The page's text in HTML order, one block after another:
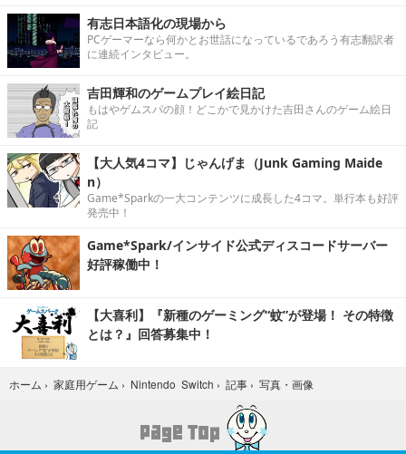
有志日本語化の現場から
PCゲーマーなら何かとお世話になっているであろう有志翻訳者
に連続インタビュー。
吉田輝和のゲームプレイ絵日記
もはやゲムスパの顔！どこかで見かけた吉田さんのゲーム絵日
記
【大人気4コマ】じゃんげま（Junk Gaming Maide
n）
Game*Sparkの一大コンテンツに成長した4コマ。単行本も好評
発売中！
Game*Spark/インサイド公式ディスコードサーバー
好評稼働中！
【大喜利】『新種のゲーミング“蚊”が登場！ その特徴
とは？』回答募集中！
ホーム › 家庭用ゲーム › Nintendo Switch › 記事 › 写真・画像